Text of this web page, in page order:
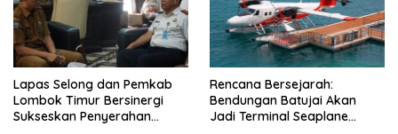
Lapas Selong dan Pemkab
Lombok Timur Bersinergi
Sukseskan Penyerahan
Rencana Bersejarah:
Bendungan Batujai Akan
Jadi Terminal Seaplane